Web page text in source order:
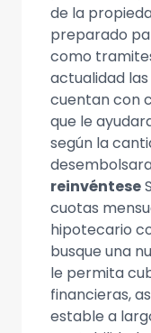
de la
preparado
como
actualidad
cuentan con
que le
según la
reinvéntese
cuotas
hipotecario
busque una
le permita
financieras,
estable a